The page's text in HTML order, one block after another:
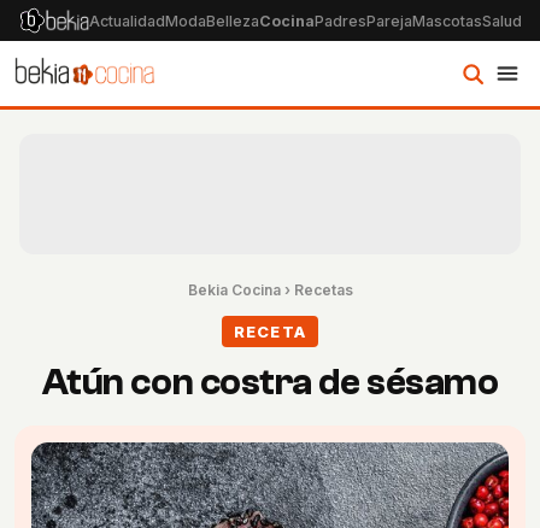
ActualidadModaBellezaCocinaPadresParejaMascotasSalud
Bekia Cocina› Recetas
RECETA
Atún con costra de sésamo